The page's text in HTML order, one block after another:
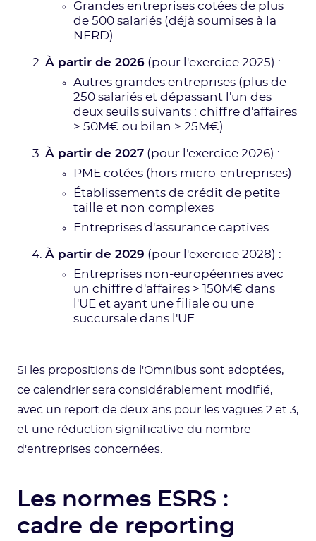
Grandes entreprises cotées de plus
de 500 salariés (déjà soumises à la
NFRD)
À partir de 2026 (pour l'exercice 2025) :
Autres grandes entreprises (plus de
250 salariés et dépassant l'un des
deux seuils suivants : chiffre d'affaires
> 50M€ ou bilan > 25M€)
À partir de 2027 (pour l'exercice 2026) :
PME cotées (hors micro-entreprises)
Établissements de crédit de petite
taille et non complexes
Entreprises d'assurance captives
À partir de 2029 (pour l'exercice 2028) :
Entreprises non-européennes avec
un chiffre d'affaires > 150M€ dans
l'UE et ayant une filiale ou une
succursale dans l'UE
Si les propositions de l'Omnibus sont adoptées,
ce calendrier sera considérablement modifié,
avec un report de deux ans pour les vagues 2 et 3,
et une réduction significative du nombre
d'entreprises concernées.
Les normes ESRS :
cadre de reporting